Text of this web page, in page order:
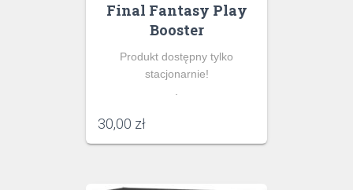
Final Fantasy Play
Booster
Produkt dostępny tylko
stacjonarnie!
.
30,00 zł